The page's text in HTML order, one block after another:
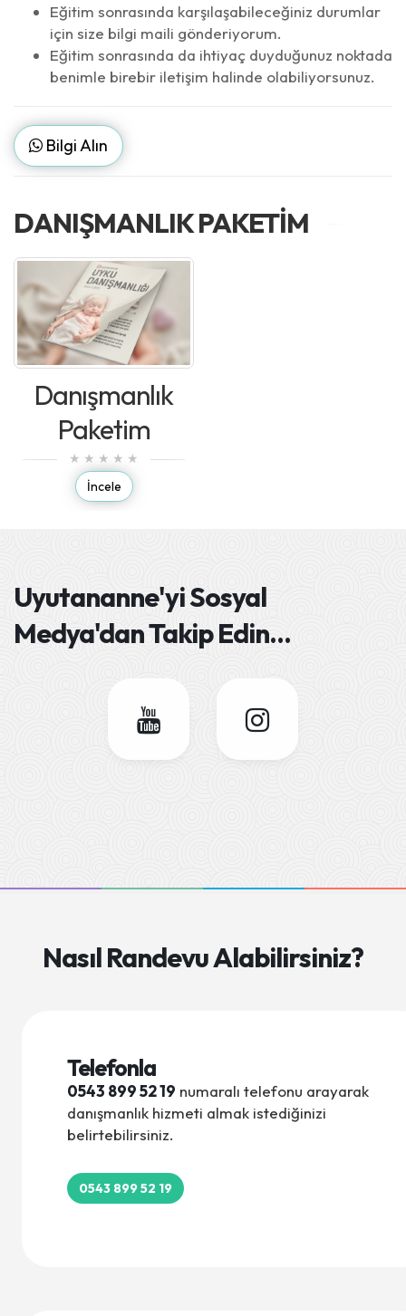
Eğitim sonrasında karşılaşabileceğiniz durumlar
için size bilgi maili gönderiyorum.
Eğitim sonrasında da ihtiyaç duyduğunuz noktada
benimle birebir iletişim halinde olabiliyorsunuz.
Bilgi Alın
DANIŞMANLIK PAKETIM
Danışmanlık
Paketim
İncele
Uyutananne'yiSosyal
Medya'dan Takip Edin...
Nasıl Randevu Alabilirsiniz?
Telefonla
0543 899 52 19 numaralı telefonu arayarak
danışmanlık hizmeti almak istediğinizi
belirtebilirsiniz.
0543 899 52 19